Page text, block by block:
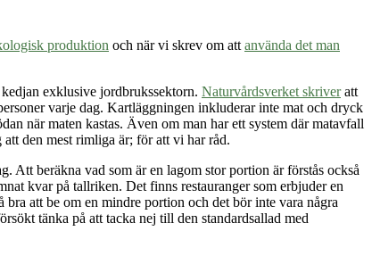
produktion och när vi skrev om att använda det man
exklusive jordbrukssektorn. Naturvårdsverket skriveratt
varje dag. Kartläggningen inkluderar inte mat och dryck
när maten kastas. Även om man har ett system där matavfall
den mest rimliga är; för att vi har råd.
Att beräkna vad som är en lagom stor portion är förstås också
kvar på tallriken. Det finns restauranger som erbjuder en
att be om en mindre portion och det bör inte vara några
tänka på att tacka nej till den standardsallad med